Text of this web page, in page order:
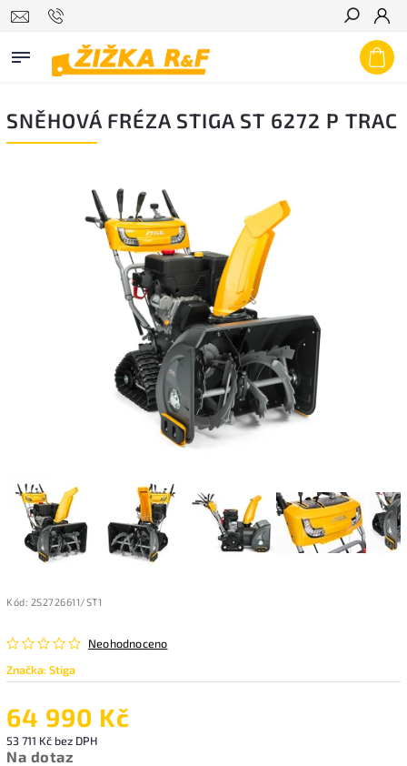
Hledat
SNĚHOVÁ FRÉZA STIGA ST 6272 P TRAC
Kód: 2S2726611/ST1
Neohodnoceno
Značka:Stiga
64 990 Kč
53 711 Kč bez DPH
Na dotaz